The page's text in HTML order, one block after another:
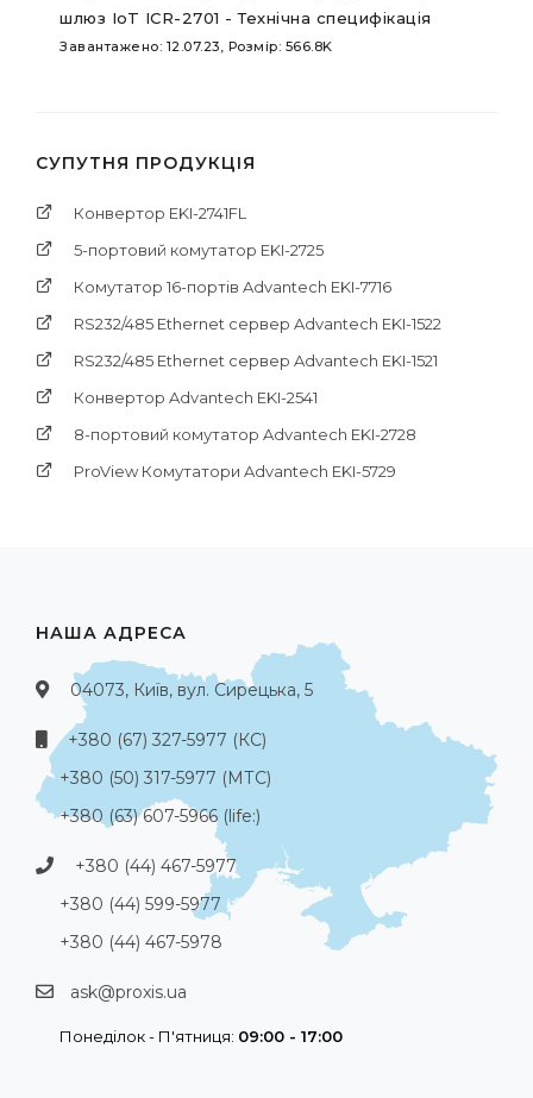
шлюз IoT ICR-2701 - Технічна специфікація
Завантажено: 12.07.23, Розмір: 566.8K
СУПУТНЯ ПРОДУКЦІЯ
Конвертор EKI-2741FL
5-портовий комутатор EKI-2725
Комутатор 16-портів Advantech EKI-7716
RS232/485 Ethernet сервер Advantech EKI-1522
RS232/485 Ethernet сервер Advantech EKI-1521
Конвертор Advantech EKI-2541
8-портовий комутатор Advantech EKI-2728
ProView Комутатори Advantech EKI-5729
НАША АДРЕСА
04073, Київ, вул. Сирецька, 5
+380 (67) 327-5977 (КС)
+380 (50) 317-5977 (МТС)
+380 (63) 607-5966 (life:)
+380 (44) 467-5977
+380 (44) 599-5977
+380 (44) 467-5978
ask@proxis.ua
Понеділок - П'ятниця: 09:00 - 17:00